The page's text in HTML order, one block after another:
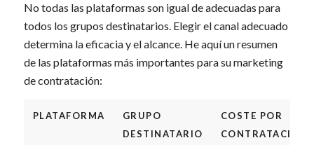
No todas las plataformas son igual de adecuadas para
todos los grupos destinatarios. Elegir el canal adecuado
determina la eficacia y el alcance. He aquí un resumen
de las plataformas más importantes para su marketing
de contratación:
PLATAFORMA
GRUPO
DESTINATARIO
COSTE POR
CONTRATACIÓN